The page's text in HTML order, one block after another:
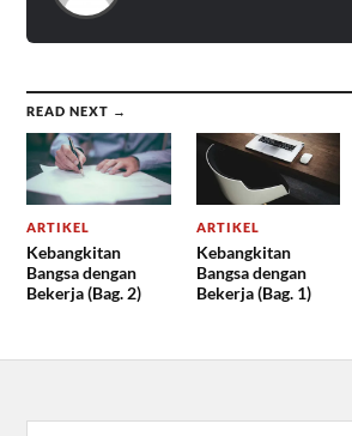
READ NEXT →
ARTIKEL
Kebangkitan
Bangsa dengan
Bekerja (Bag. 2)
ARTIKEL
Kebangkitan
Bangsa dengan
Bekerja (Bag. 1)